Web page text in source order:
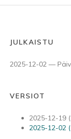
JULKAISTU
2025-12-02 —
VERSIOT
2025-12-19
2025-12-02